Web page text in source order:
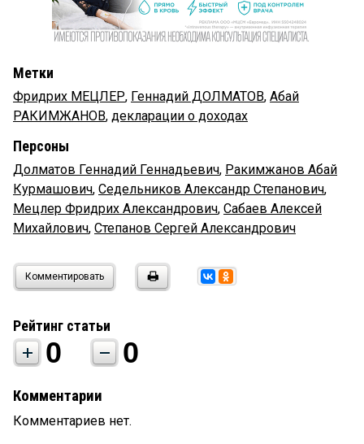
Метки
Фридрих МЕЦЛЕР, Геннадий ДОЛМАТОВ, Абай
РАКИМЖАНОВ, декларации о доходах
Персоны
Долматов Геннадий Геннадьевич, Ракимжанов Абай
Курмашович, Седельников Александр Степанович,
Мецлер Фридрих Александрович, Сабаев Алексей
Михайлович, Степанов Сергей Александрович
Комментировать
Рейтинг статьи
0 0
Комментарии
Комментариев нет.